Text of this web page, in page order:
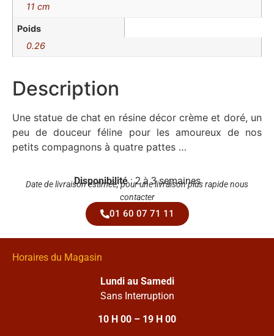
11 cm
Poids
0.26
Description
Une statue de chat en résine décor crème et doré, un
peu de douceur féline pour les amoureux de nos
petits compagnons à quatre pattes …
Disponibilité: 2 à 3 semaines
Date de livraison estimée, pour une livraison plus rapide nous
contacter
01 60 07 71 11
Horaires du Magasin
Lundi au Samedi
Sans Interruption
10 H 00 – 19 H 00